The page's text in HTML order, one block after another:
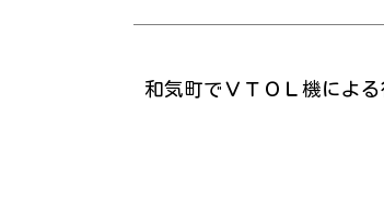
和気町でＶＴＯＬ機によ